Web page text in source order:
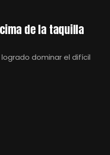
de la taquilla
dominar el difícil